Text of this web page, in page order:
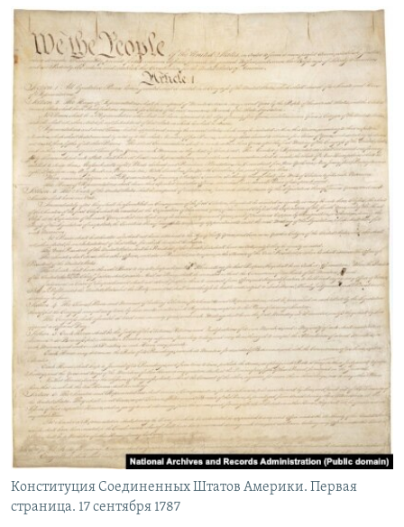
Конституция Соединенных Штатов Америки. Первая
страница. 17 сентября 1787